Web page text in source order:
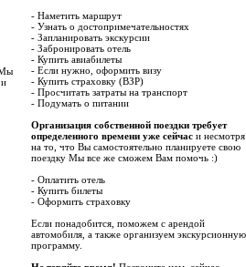
Мы
- Наметить маршрут
- Узнать о достопримечательностях
- Запланировать экскурсии
- Забронировать отель
- Купить авиабилеты
- Если нужно, оформить визу
- Купить страховку (ВЗР)
- Просчитать затраты на транспорт
- Подумать о питании
Организация собственной поездки требует
определенного времени уже сейчас и несмотря
на то, что Вы самостоятельно планируете свою
поездку Мы все же сможем Вам помочь :)
- Оплатить отель
- Купить билеты
- Оформить страховку
Если понадобится, поможем с арендой
автомобиля, а также организуем экскурсионную
программу.